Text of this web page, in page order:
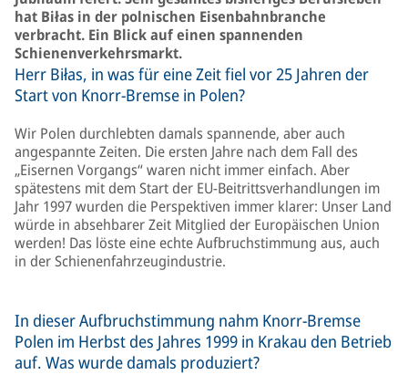
hat Biłas in der polnischen Eisenbahnbranche
verbracht. Ein Blick auf einen spannenden
Schienenverkehrsmarkt.
Herr Biłas, in was für eine Zeit fiel vor 25 Jahren der
Start von Knorr-Bremse in Polen?
Wir Polen durchlebten damals spannende, aber auch
angespannte Zeiten. Die ersten Jahre nach dem Fall des
„Eisernen Vorgangs“ waren nicht immer einfach. Aber
spätestens mit dem Start der EU-Beitrittsverhandlungen im
Jahr 1997 wurden die Perspektiven immer klarer: Unser Land
würde in absehbarer Zeit Mitglied der Europäischen Union
werden! Das löste eine echte Aufbruchstimmung aus, auch
in der Schienenfahrzeugindustrie.
In dieser Aufbruchstimmung nahm Knorr-Bremse
Polen im Herbst des Jahres 1999 in Krakau den Betrieb
auf. Was wurde damals produziert?